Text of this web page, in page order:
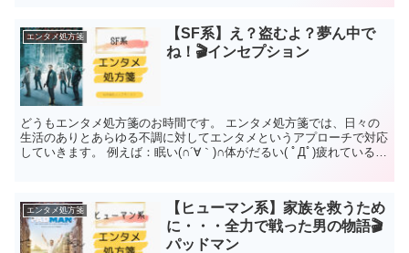
エンタメ処方箋
【SF系】え？盗むよ？夢ん中で
ね！🎬インセプション
どうもエンタメ処方箋のお時間です。 エンタメ処方箋では、日々の
生活のありとあらゆる不調に対してエンタメというアプローチで対応
していきます。 例えば：眠い(∩´∀｀)∩体がだるい( ﾟДﾟ)疲れている(
エンタメ処方箋
【ヒューマン系】家族を救うため
に・・・全力で戦った男の物語🎬
パッドマン